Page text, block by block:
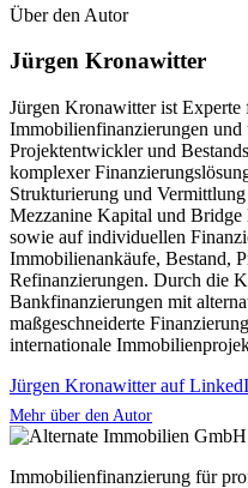
Über den Autor
Jürgen Kronawitter
Jürgen Kronawitter ist Experte
Immobilienfinanzierungen
Projektentwickler und
komplexer
Strukturierung und
Mezzanine Kapital und
sowie auf individuellen
Immobilienankäufe, Bestand,
Refinanzierungen. Durch die
Bankfinanzierungen mit
maßgeschneiderte
internationale
Jürgen Kronawitter auf
Mehr über den Autor
Immobilienfinanzierung für